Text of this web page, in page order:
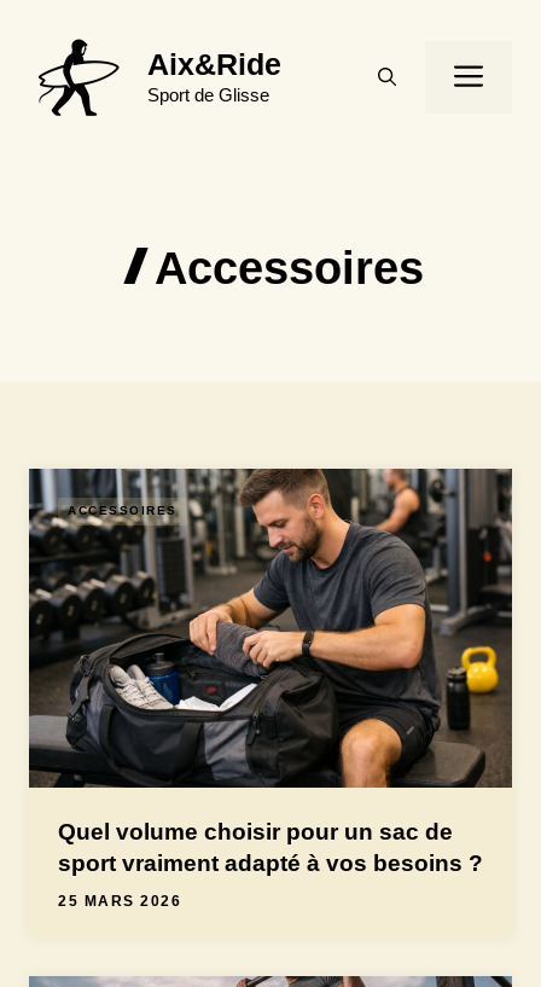
contenu
Aix&Ride
Sport de Glisse
Accessoires
ACCESSOIRES
Quel volume choisir pour un sac de
sport vraiment adapté à vos besoins ?
25 MARS 2026